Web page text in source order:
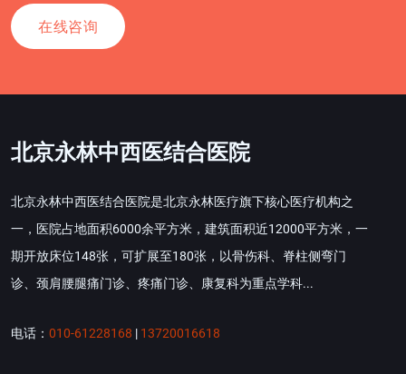
在线咨询
北京永林中西医结合医院
北京永林中西医结合医院是北京永林医疗旗下核心医疗机构之
一，医院占地面积6000余平方米，建筑面积近12000平方米，一
期开放床位148张，可扩展至180张，以骨伤科、脊柱侧弯门
诊、颈肩腰腿痛门诊、疼痛门诊、康复科为重点学科...
电话： 010-61228168 | 13720016618